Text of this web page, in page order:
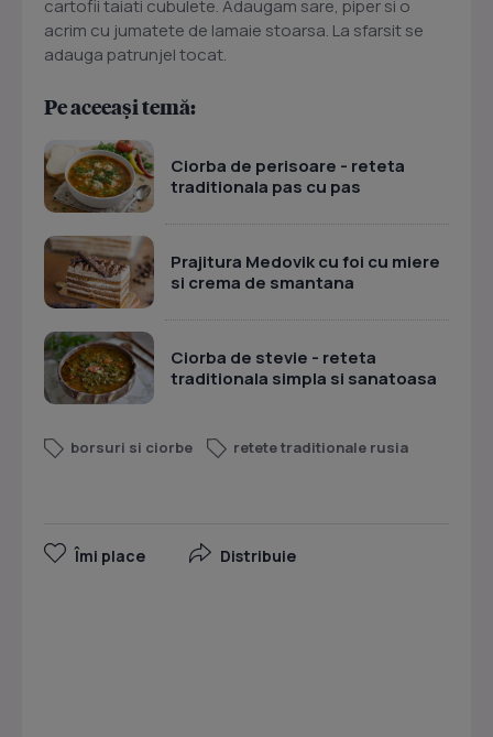
cartofii taiati cubulete. Adaugam sare, piper si o
acrim cu jumatete de lamaie stoarsa. La sfarsit se
adauga patrunjel tocat.
Pe aceeași temă:
Ciorba de perisoare - reteta
traditionala pas cu pas
Prajitura Medovik cu foi cu miere
si crema de smantana
Ciorba de stevie - reteta
traditionala simpla si sanatoasa
borsuri si ciorbe retete traditionale rusia
Îmi place Distribuie